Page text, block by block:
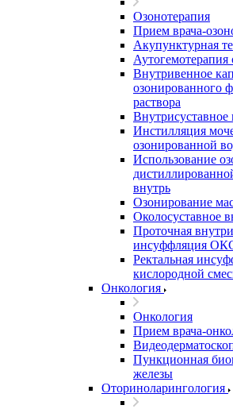
Озонотерапия
Прием врача-
Акупунктурная
Аутогемотерапия
Внутривенное
озонированного
раствора
Инстилляция
озонированной
Использование
внутрь
Озонирование
Околосуставное
Проточная
инсуффляция
Ректальная
кислородной
Онкология
Онкология
Прием врача-
Пункционная
железы
Оториноларингология